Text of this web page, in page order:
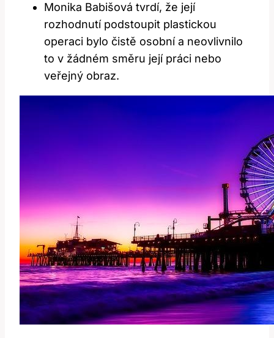
Monika Babišová tvrdí, že její
rozhodnutí podstoupit plastickou
⁢operaci bylo čistě osobní a neovlivnilo
to v ⁣žádném ⁣směru její práci nebo
veřejný obraz.